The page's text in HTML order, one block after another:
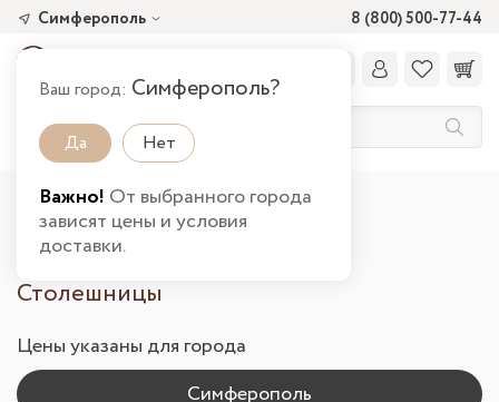
8 (800) 500-77-44
Симферополь
Ваш город: Симферополь?
Да Нет
Важно! От выбранного города
зависят цены и условия
доставки.
Главная Каталог товаров
Кухня
Столешницы в Симферополе
Столешницы
Цены указаны для города